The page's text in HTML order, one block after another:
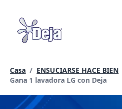
contenido
Casa / ENSUCIARSE HACE BIEN
Página actual:
Gana 1 lavadora LG con Deja